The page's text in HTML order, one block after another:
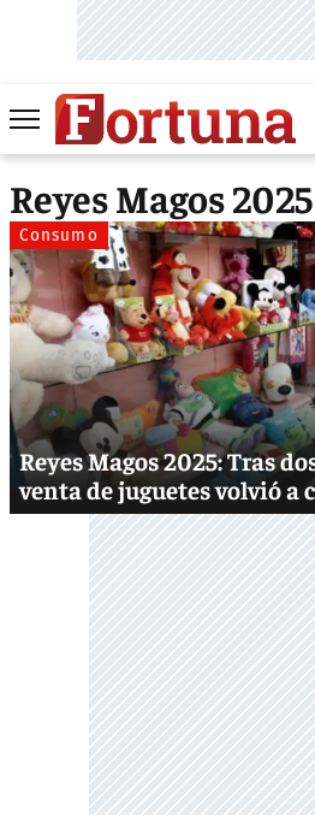
Reyes Magos 2025
Consumo
Reyes Magos 2025: Tras
venta de juguetes volvió a